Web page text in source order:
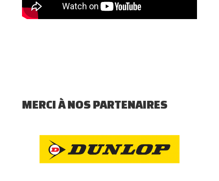
MERCI À NOS PARTENAIRES